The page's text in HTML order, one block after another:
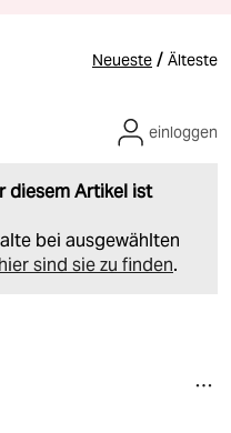
Neueste / Älteste
diesem Artikel ist
bei ausgewählten
hier sind sie zu finden.
einloggen